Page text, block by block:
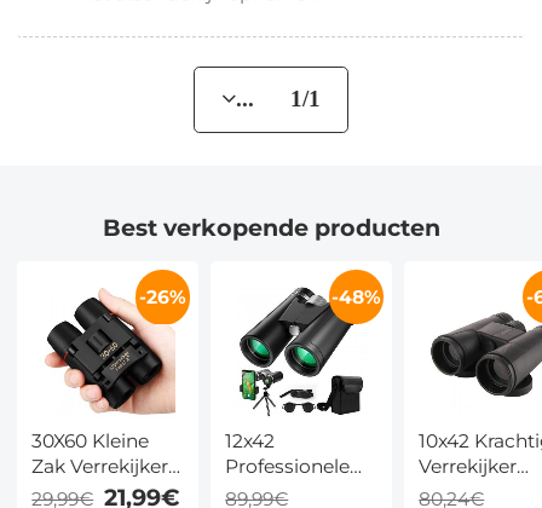
... 1/1
Best verkopende producten
-26%
30X60 Kleine
Zak Verrekijker
Compacte
29,99€ 21,99€
-48%
12x42
Professionele
HD Verrekijker
89,99€
-
10x42
Verrekijker
Compacte
80,24€